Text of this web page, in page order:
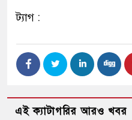
ট্যাগ :
এই ক্যাটাগরির আরও খবর